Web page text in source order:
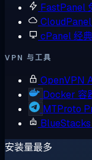
FastPanel
CloudPanel
cPanel经
VPN 与工具
OpenVPN
Docker 容
MTProto
BlueStacks
安装量最多